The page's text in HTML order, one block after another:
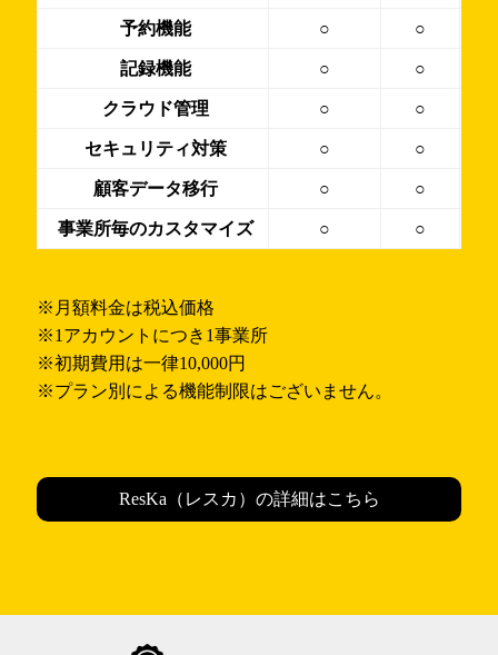
予約機能 ○ ○
記録機能 ○ ○
クラウド管理 ○ ○
セキュリティ対策 ○ ○
顧客データ移行 ○ ○
事業所毎のカスタマイズ ○ ○
※月額料金は税込価格
※1アカウントにつき1事業所
※初期費用は一律10,000円
※プラン別による機能制限はございません。
ResKa（レスカ）の詳細はこちら